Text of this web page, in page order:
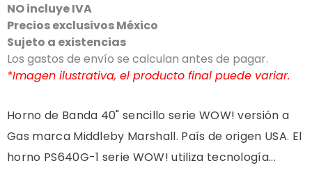
NO incluye IVA
Precios exclusivos México
Sujeto a existencias
Los gastos de envío se calculan antes de pagar.
*Imagen ilustrativa, el producto final puede variar.
Horno de Banda 40" sencillo serie WOW! versión a
Gas marca Middleby Marshall. País de origen USA. El
horno PS640G-1 serie WOW! utiliza tecnología...